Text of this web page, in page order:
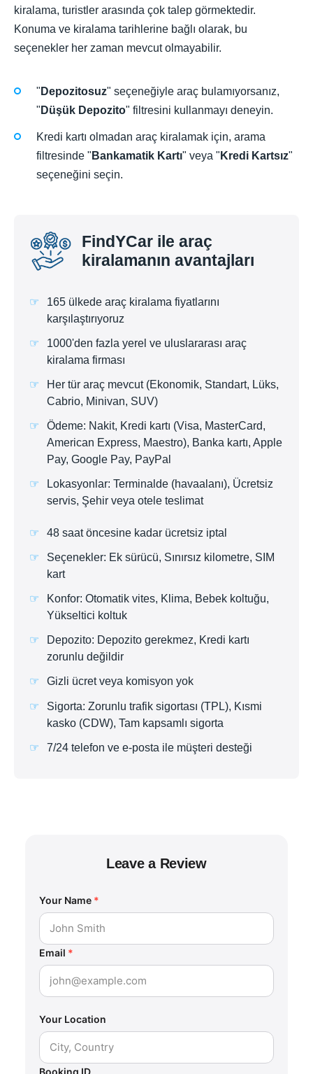
kiralama, turistler arasında çok talep görmektedir.
Konuma ve kiralama tarihlerine bağlı olarak, bu
seçenekler her zaman mevcut olmayabilir.
" Depozitosuz" seçeneğiyle araç bulamıyorsanız,
" Düşük Depozito" filtresini kullanmayı deneyin.
Kredi kartı olmadan araç kiralamak için, arama
filtresinde " Bankamatik Kartı" veya " Kredi Kartsız"
seçeneğini seçin.
FindYCar ile araç
kiralamanın avantajları
165 ülkede araç kiralama fiyatlarını
karşılaştırıyoruz
1000'den fazla yerel ve uluslararası araç
kiralama firması
Her tür araç mevcut (Ekonomik, Standart, Lüks,
Cabrio, Minivan, SUV)
Ödeme: Nakit, Kredi kartı (Visa, MasterCard,
American Express, Maestro), Banka kartı, Apple
Pay, Google Pay, PayPal
Lokasyonlar: Terminalde (havaalanı), Ücretsiz
servis, Şehir veya otele teslimat
48 saat öncesine kadar ücretsiz iptal
Seçenekler: Ek sürücü, Sınırsız kilometre, SIM
kart
Konfor: Otomatik vites, Klima, Bebek koltuğu,
Yükseltici koltuk
Depozito: Depozito gerekmez, Kredi kartı
zorunlu değildir
Gizli ücret veya komisyon yok
Sigorta: Zorunlu trafik sigortası (TPL), Kısmi
kasko (CDW), Tam kapsamlı sigorta
7/24 telefon ve e-posta ile müşteri desteği
Leave a Review
Your Name *
Email *
Your Location
Booking ID